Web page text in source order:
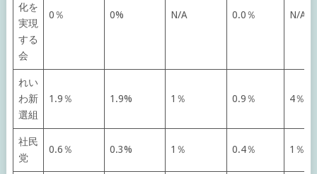
化を
実現
する
会
0％ 0% N/A 0.0％ N/A
れい
わ新
選組
1.9％ 1.9% 1％ 0.9％ 4％
社民
党
0.6％ 0.3% 1％ 0.4％ 1％